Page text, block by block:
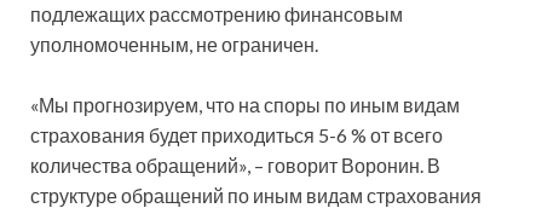
подлежащих рассмотрению финансовым
уполномоченным, не ограничен.
«Мы прогнозируем, что на споры по иным видам
страхования будет приходиться 5-6 % от всего
количества обращений», – говорит Воронин. В
структуре обращений по иным видам страхования